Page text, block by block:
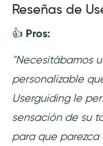
Reseñas de
👍 Pros:
"Necesitábamos
personalizable
Userguiding le
sensación de su
para que